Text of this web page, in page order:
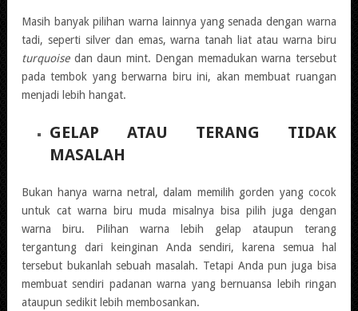
Masih banyak pilihan warna lainnya yang senada dengan warna
tadi, seperti silver dan emas, warna tanah liat atau warna biru
turquoisedan daun mint. Dengan memadukan warna tersebut
pada tembok yang berwarna biru ini, akan membuat ruangan
menjadi lebih hangat.
GELAP ATAU TERANG TIDAK
MASALAH
Bukan hanya warna netral, dalam memilih gorden yang cocok
untuk cat warna biru muda misalnya bisa pilih juga dengan
warna biru. Pilihan warna lebih gelap ataupun terang
tergantung dari keinginan Anda sendiri, karena semua hal
tersebut bukanlah sebuah masalah. Tetapi Anda pun juga bisa
membuat sendiri padanan warna yang bernuansa lebih ringan
ataupun sedikit lebih membosankan.